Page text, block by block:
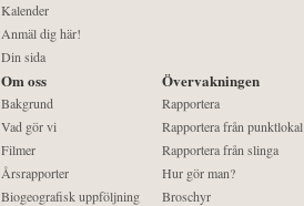
Kalender
Anmäl dig här!
Din sida
Om oss
Bakgrund
Vad gör vi
Filmer
Årsrapporter
Biogeografisk uppföljning
Övervakningen
Rapportera
Rapportera från punktlokal
Rapportera från slinga
Hur gör man?
Broschyr